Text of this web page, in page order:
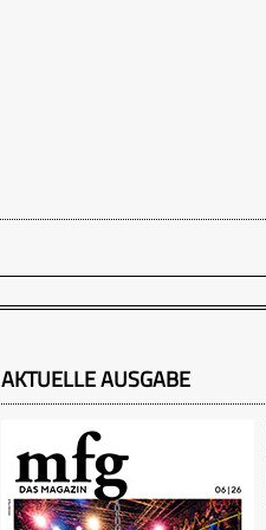
AKTUELLE AUSGABE